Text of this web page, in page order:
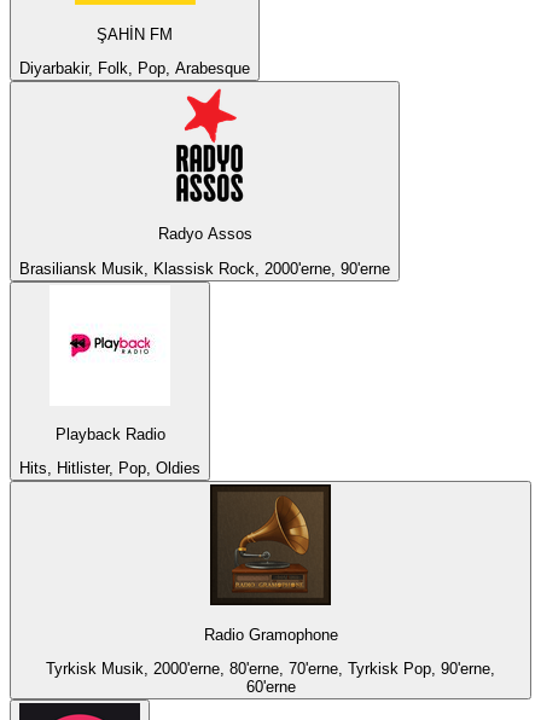
ŞAHİN FM
Diyarbakir, Folk, Pop, Arabesque
Radyo Assos
Brasiliansk Musik, Klassisk Rock, 2000'erne, 90'erne
Playback Radio
Hits, Hitlister, Pop, Oldies
Radio Gramophone
Tyrkisk Musik, 2000'erne, 80'erne, 70'erne, Tyrkisk Pop, 90'erne,
60'erne